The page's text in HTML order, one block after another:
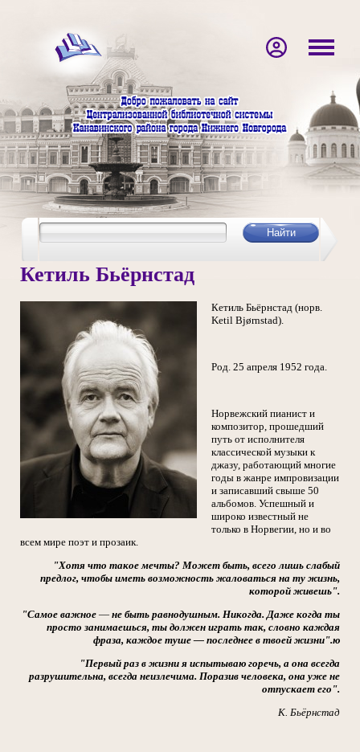
Кетиль Бьёрнстад
Кетиль Бьёрнстад (норв.
Ketil Bjørnstad).
Род. 25 апреля 1952 года.
Норвежский пианист и
композитор, прошедший
путь от исполнителя
классической музыки к
джазу, работающий многие
годы в жанре импровизации
и записавший свыше 50
альбомов. Успешный и
широко известный не
только в Норвегии, но и во
всем мире поэт и прозаик.
"Хотя что такое мечты? Может быть, всего лишь слабый
предлог, чтобы иметь возможность жаловаться на ту жизнь,
которой живешь".
"Самое важное — не быть равнодушным. Никогда. Даже когда ты
просто занимаешься, ты должен играть так, словно каждая
фраза, каждое туше — последнее в твоей жизни".ю
"Первый раз в жизни я испытываю горечь, а она всегда
разрушительна, всегда неизлечима. Поразив человека, она уже не
отпускает его".
К. Бьёрнстад